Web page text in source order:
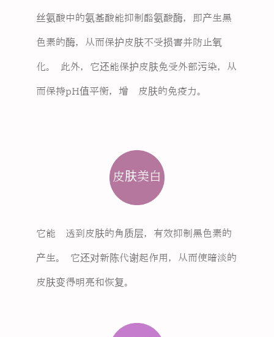
丝氨酸中的氨基酸能抑制酪氨酸酶，即产生黑
色素的酶，从而保护皮肤不受损害并防止氧
化。 此外，它还能保护皮肤免受外部污染，从
而保持pH值平衡，增强皮肤的免疫力。
皮肤美白
它能渗透到皮肤的角质层，有效抑制黑色素的
产生。 它还对新陈代谢起作用，从而使暗淡的
皮肤变得明亮和恢复。